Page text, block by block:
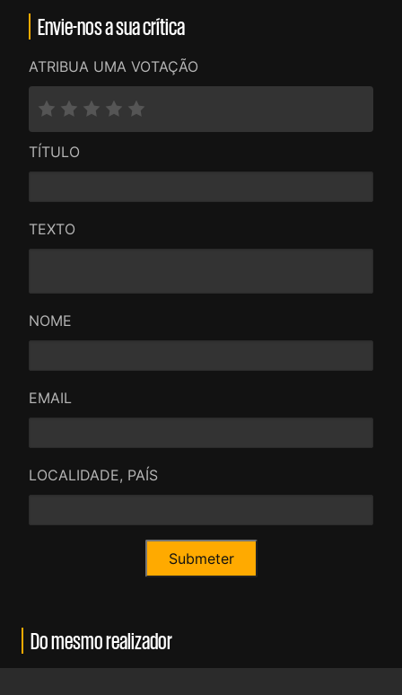
Envie-nos a sua crítica
ATRIBUA UMA VOTAÇÃO
TÍTULO
TEXTO
NOME
EMAIL
LOCALIDADE, PAÍS
Do mesmo realizador